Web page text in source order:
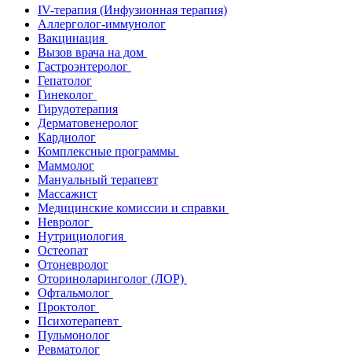
IV-терапия (Инфузионная терапия)
Аллерголог-иммунолог
Вакцинация
Вызов врача на дом
Гастроэнтеролог
Гепатолог
Гинеколог
Гирудотерапия
Дерматовенеролог
Кардиолог
Комплексные программы
Маммолог
Мануальный терапевт
Массажист
Медицинские комиссии и справки
Невролог
Нутрициология
Остеопат
Отоневролог
Оториноларинголог (ЛОР)
Офтальмолог
Проктолог
Психотерапевт
Пульмонолог
Ревматолог